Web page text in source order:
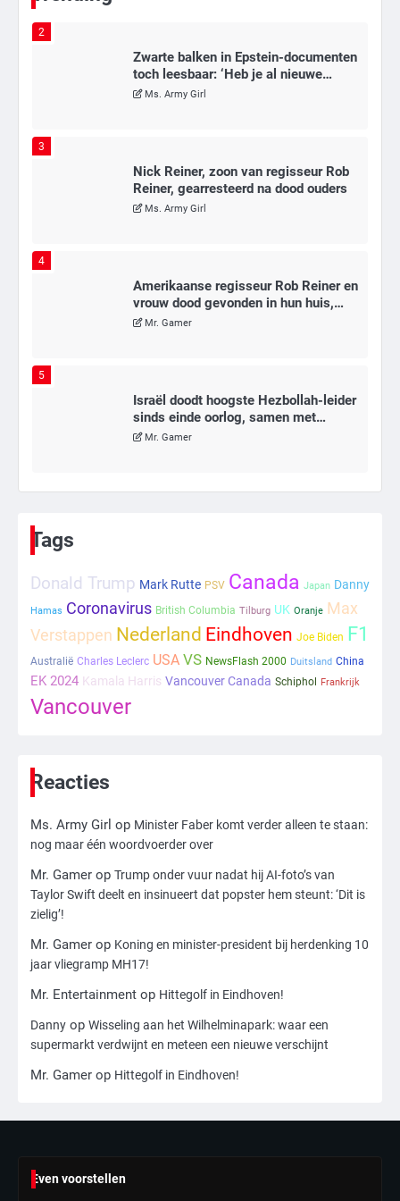
2
Zwarte balken in Epstein-documenten
toch leesbaar: ‘Heb je al nieuwe
ongepaste vrienden voor me?’
Ms. Army Girl
3
Nick Reiner, zoon van regisseur Rob
Reiner, gearresteerd na dood ouders
Ms. Army Girl
4
Amerikaanse regisseur Rob Reiner en
vrouw dood gevonden in hun huis,
eigen zoon hoofdverdachte
Mr. Gamer
5
Israël doodt hoogste Hezbollah-leider
sinds einde oorlog, samen met
meerdere omwonenden
Mr. Gamer
6
Kleine veranderingen op komst
Mr. Gamer
3
Reiner, gearresteerd na dood ouders
Ms. Army Girl
4
Amerikaanse regisseur Rob Reiner en
vrouw dood gevonden in hun huis,
eigen zoon hoofdverdachte
Israël doodt hoogste Hezbollah-leider
meerdere omwonenden
Mr. Gamer
6
Tags
Donald Trump Mark Rutte PSV Canada Japan Danny
Hamas Coronavirus British Columbia Tilburg UK Oranje Max
Verstappen Nederland Eindhoven Joe Biden F1
Australië Charles Leclerc USA VS NewsFlash 2000 Duitsland China
EK 2024 Kamala Harris Vancouver Canada Schiphol Frankrijk
Vancouver
Reacties
Ms. Army Girl op Minister Faber komt verder alleen te staan:
nog maar één woordvoerder over
Mr. Gamer op Trump onder vuur nadat hij AI-foto’s van
Taylor Swift deelt en insinueert dat popster hem steunt: ‘Dit is
zielig’!
Mr. Gamer op Koning en minister-president bij herdenking 10
jaar vliegramp MH17!
Mr. Entertainment op Hittegolf in Eindhoven!
Danny op Wisseling aan het Wilhelminapark: waar een
supermarkt verdwijnt en meteen een nieuwe verschijnt
Mr. Gamer op Hittegolf in Eindhoven!
Even voorstellen